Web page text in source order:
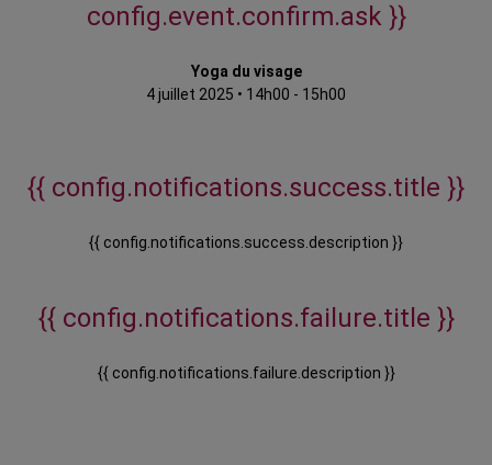
config.event.confirm.ask }}
Yoga du visage
4 juillet 2025 • 14h00 - 15h00
{{ config.notifications.success.title }}
{{ config.notifications.success.description }}
{{ config.notifications.failure.title }}
{{ config.notifications.failure.description }}